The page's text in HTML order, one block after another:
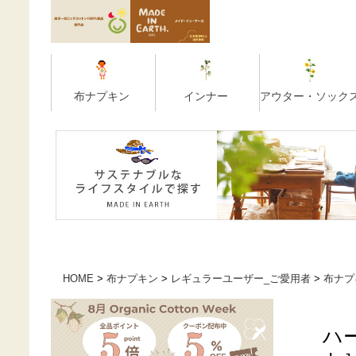
HOME 布ナプキン レギュラーユーザー_ご愛用者 布ナ
ハ